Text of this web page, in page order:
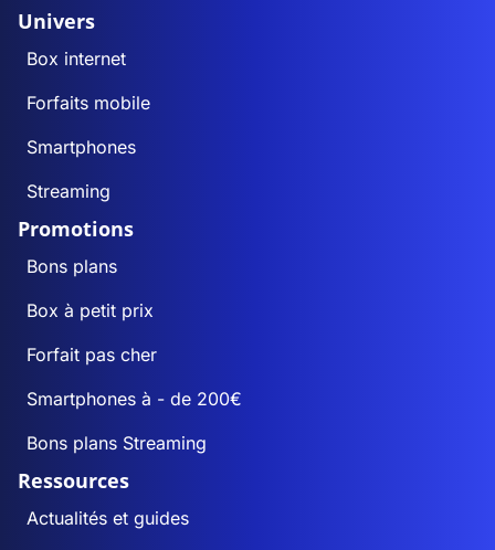
Univers
Box internet
Forfaits mobile
Smartphones
Streaming
Promotions
Bons plans
Box à petit prix
Forfait pas cher
Smartphones à - de 200€
Bons plans Streaming
Ressources
Actualités et guides